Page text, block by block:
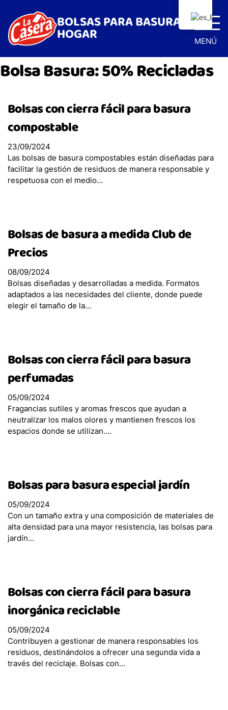
BOLSAS PARA BASURA Y
HOGAR
Inicio
Bolsas Basura
Bolsas con cierra fácil Ultra Resistentes
Bolsas para basura Convencionales
Bolsas con cierra fácil para basura inorgánica
No Reciclable
Bolsas con cierra fácil para basura inorgánica
Reciclable
Bolsas con cierra fácil para basura
Compostable
Bolsas Alimentación
Club de Precios
Nosotros
Medio Ambiente
MENÚ
Bolsa Basura:50% Recicladas
Bolsas con cierra fácil para basura
compostable
23/09/2024
Las bolsas de basura compostables están diseñadas para
facilitar la gestión de residuos de manera responsable y
respetuosa con el medio…
Bolsas de basura a medida Club de
Precios
08/09/2024
Bolsas diseñadas y desarrolladas a medida. Formatos
adaptados a las necesidades del cliente, donde puede
elegir el tamaño de la…
Bolsas con cierra fácil para basura
perfumadas
05/09/2024
Fragancias sutiles y aromas frescos que ayudan a
neutralizar los malos olores y mantienen frescos los
espacios donde se utilizan.…
Bolsas para basura especial jardín
05/09/2024
Con un tamaño extra y una composición de materiales de
alta densidad para una mayor resistencia, las bolsas para
jardín…
Bolsas con cierra fácil para basura
inorgánica reciclable
05/09/2024
Contribuyen a gestionar de manera responsables los
residuos, destinándolos a ofrecer una segunda vida a
través del reciclaje. Bolsas con…